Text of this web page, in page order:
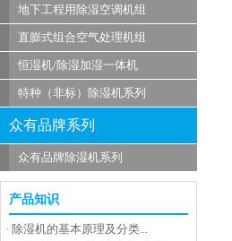
地下工程用除湿空调机组
直膨式组合空气处理机组
恒湿机/除湿加湿一体机
特种（非标）除湿机系列
众有品牌系列
众有品牌除湿机系列
产品知识
· 除湿机的基本原理及分类...